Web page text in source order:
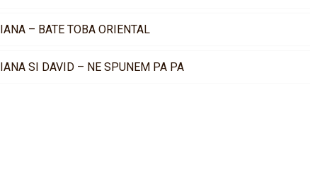
– BATE TOBA ORIENTAL
SI DAVID – NE SPUNEM PA PA